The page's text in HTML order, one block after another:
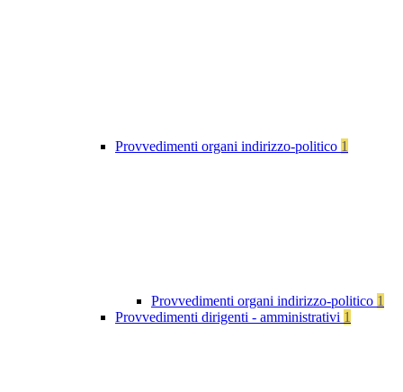
Provvedimenti organi indirizzo-politico 1
Provvedimenti organi indirizzo-politico 1
Provvedimenti dirigenti - amministrativi 1